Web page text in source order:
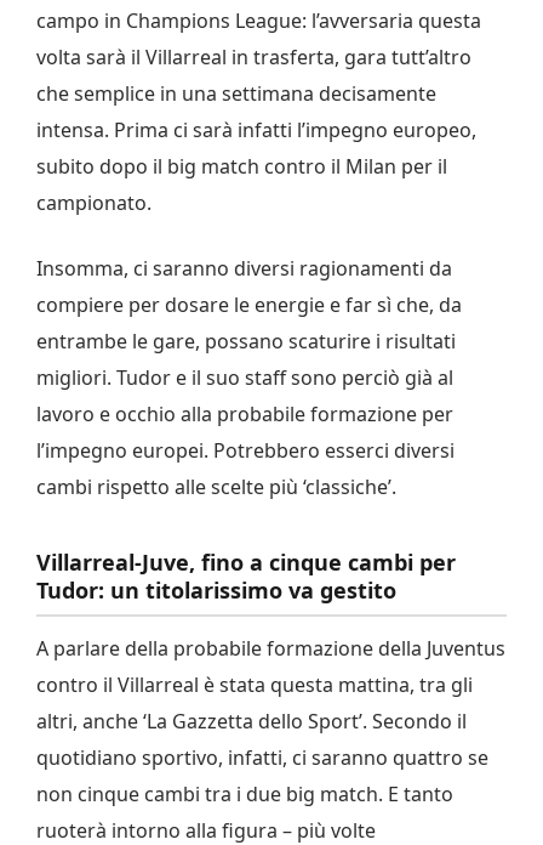
campo in Champions League: l’avversaria questa
volta sarà il Villarreal in trasferta, gara tutt’altro
che semplice in una settimana decisamente
intensa. Prima ci sarà infatti l’impegno europeo,
subito dopo il big match contro il Milan per il
campionato.
Insomma, ci saranno diversi ragionamenti da
compiere per dosare le energie e far sì che, da
entrambe le gare, possano scaturire i risultati
migliori. Tudor e il suo staff sono perciò già al
lavoro e occhio alla probabile formazione per
l’impegno europei. Potrebbero esserci diversi
cambi rispetto alle scelte più ‘classiche’.
Villarreal-Juve, fino a cinque cambi per
Tudor: un titolarissimo va gestito
A parlare della probabile formazione della Juventus
contro il Villarreal è stata questa mattina, tra gli
altri, anche ‘La Gazzetta dello Sport’. Secondo il
quotidiano sportivo, infatti, ci saranno quattro se
non cinque cambi tra i due big match. E tanto
ruoterà intorno alla figura – più volte